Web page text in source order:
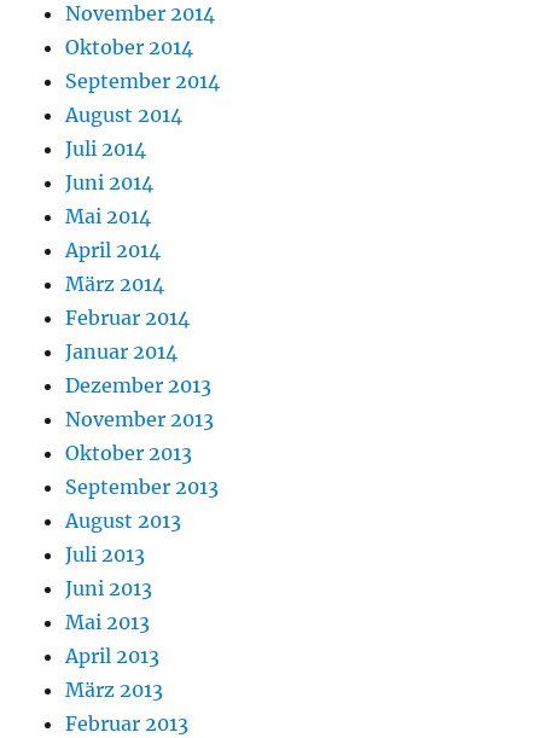
November 2014
Oktober 2014
September 2014
August 2014
Juli 2014
Juni 2014
Mai 2014
April 2014
März 2014
Februar 2014
Januar 2014
Dezember 2013
November 2013
Oktober 2013
September 2013
August 2013
Juli 2013
Juni 2013
Mai 2013
April 2013
März 2013
Februar 2013